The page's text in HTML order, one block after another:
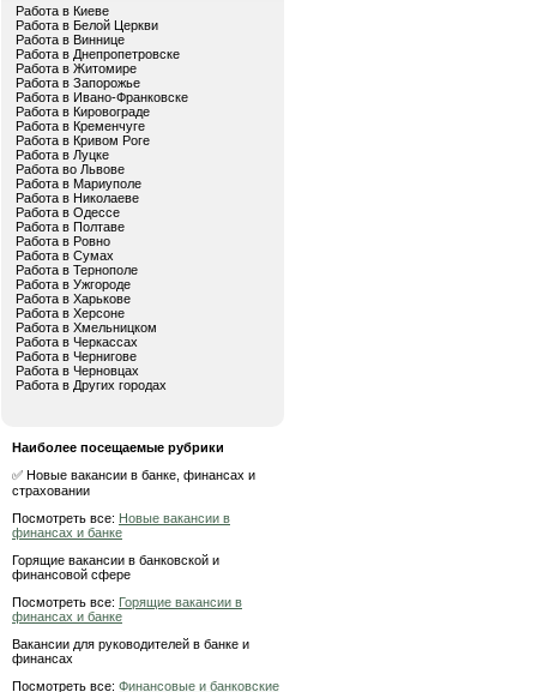
Работа в Киеве
Работа в Белой Церкви
Работа в Виннице
Работа в Днепропетровске
Работа в Житомире
Работа в Запорожье
Работа в Ивано-Франковске
Работа в Кировограде
Работа в Кременчуге
Работа в Кривом Роге
Работа в Луцке
Работа во Львове
Работа в Мариуполе
Работа в Николаеве
Работа в Одессе
Работа в Полтаве
Работа в Ровно
Работа в Сумах
Работа в Тернополе
Работа в Ужгороде
Работа в Харькове
Работа в Херсоне
Работа в Хмельницком
Работа в Черкассах
Работа в Чернигове
Работа в Черновцах
Работа в Других городах
Наиболее посещаемые рубрики
✅ Новые вакансии в банке, финансах и
страховании
Посмотреть все: Новые вакансии в
финансах и банке
Горящие вакансии в банковской и
финансовой сфере
Посмотреть все: Горящие вакансии в
финансах и банке
Вакансии для руководителей в банке и
финансах
Посмотреть все: Финансовые и банковские